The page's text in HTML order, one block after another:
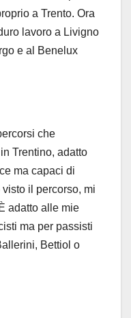
a Trento. Ora
lavoro a Livigno
e al Benelux
che
Trentino, adatto
ma capaci di
il percorso, mi
adatto alle mie
ma per passisti
Bettiol o